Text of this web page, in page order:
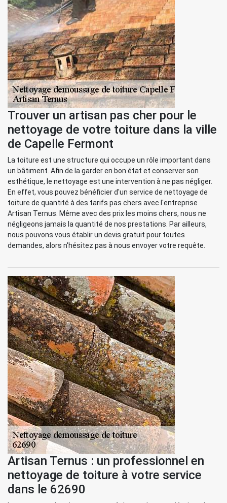
Trouver un artisan pas cher pour le
nettoyage de votre toiture dans la ville
de Capelle Fermont
La toiture est une structure qui occupe un rôle important dans
un bâtiment. Afin de la garder en bon état et conserver son
esthétique, le nettoyage est une intervention à ne pas négliger.
En effet, vous pouvez bénéficier d'un service de nettoyage de
toiture de quantité à des tarifs pas chers avec l'entreprise
Artisan Ternus. Même avec des prix les moins chers, nous ne
négligeons jamais la quantité de nos prestations. Par ailleurs,
nous pouvons vous établir un devis gratuit pour toutes
demandes, alors n'hésitez pas à nous envoyer votre requête.
Artisan Ternus : un professionnel en
nettoyage de toiture à votre service
dans le 62690